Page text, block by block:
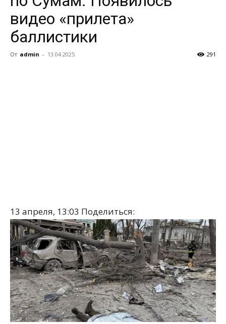
видео «прилета»
баллистики
От admin - 13.04.2025 291
13 апреля, 13:03 Поделиться: